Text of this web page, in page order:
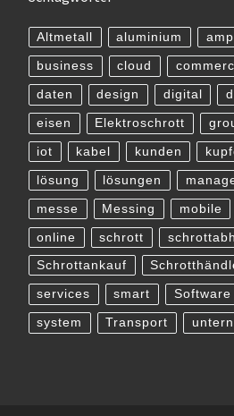
Altmetall aluminium amp
business cloud
daten design digital
eisen Elektroschrott
iot kabel kunden
lösung lösungen
messe Messing mobile
online schrott
Schrottankauf
services smart Software
system Transport